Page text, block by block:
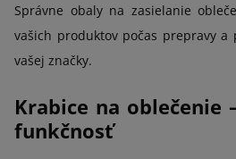
Správne obaly na zasielanie
vašich produktov počas prepravy
vašej značky.
Krabice na oblečenie
funkčnosť